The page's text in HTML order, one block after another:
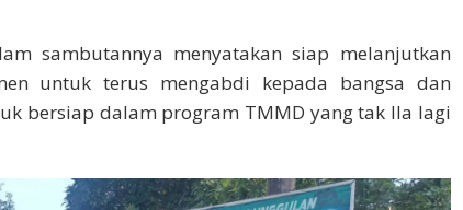
sambutannya menyatakan siap melanjutkan
untuk terus mengabdi kepada bangsa dan
bersiap dalam program TMMD yang tak lla lagi